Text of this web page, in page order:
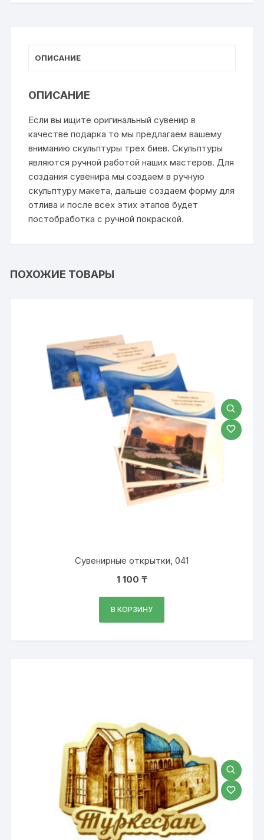
ОПИСАНИЕ
ОПИСАНИЕ
Если вы ищите оригинальный сувенир в
качестве подарка то мы предлагаем вашему
вниманию скульптуры трех биев. Скульптуры
являются ручной работой наших мастеров. Для
создания сувенира мы создаем вручную
скульптуру макета , дальше создаем форму для
отлива и после всех этих этапов будет
постобработка с ручной покраской.
ПОХОЖИЕ ТОВАРЫ
Сувенирные открытки, 041
1 100 ₸
В КОРЗИНУ